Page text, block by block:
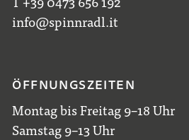
info@spinnradl.it
ÖFFNUNGSZEITEN
Montag bis Freitag 9–18 Uhr
Samstag 9–13 Uhr